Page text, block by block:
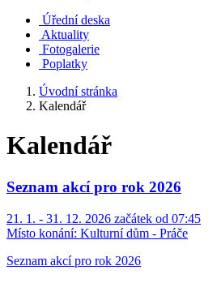
Úřední deska
Aktuality
Fotogalerie
Poplatky
Úvodní stránka
Kalendář
Kalendář
Seznam akcí pro rok 2026
21. 1. - 31. 12. 2026 začátek od 07:45
Místo konání: Kulturní dům - Práče
Seznam akcí pro rok 2026